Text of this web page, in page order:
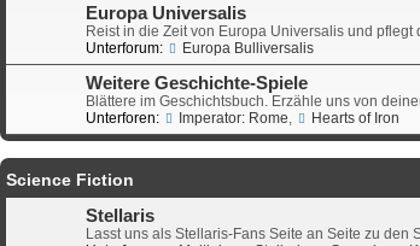
Europa Universalis
Reist in die Zeit von Europa Universalis und
Unterforum:
Europa Bulliversalis
Weitere Geschichte-Spiele
Blättere im Geschichtsbuch. Erzähle uns von
Unterforen:
Imperator: Rome Hearts of Iron
Science Fiction
Stellaris
Lasst uns als Stellaris-Fans Seite an Seite zu den